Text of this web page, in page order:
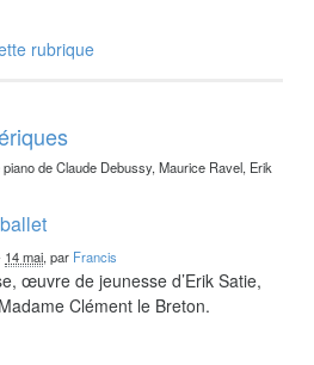
rubrique
de Claude Debussy, Maurice Ravel, Erik
14 mai, par Francis
œuvre de jeunesse d’Erik Satie,
Clément le Breton.